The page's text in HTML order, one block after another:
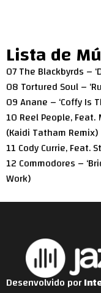
Lista de
07 The Blackbyrds –
08 Tortured Soul –
09 Anane – ‘Coffy Is
10 Reel People, Feat.
(Kaidi Tatham Remix)
11 Cody Currie, Feat.
12 Commodores –
Work)
Desenvolvido por